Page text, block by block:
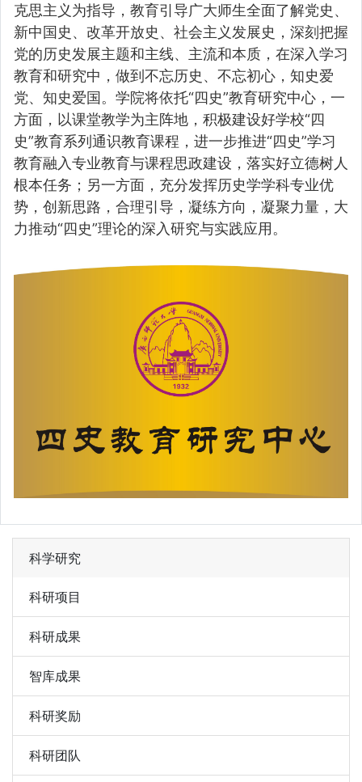
克思主义为指导，教育引导广大师生全面了解党史、
新中国史、改革开放史、社会主义发展史，深刻把握
党的历史发展主题和主线、主流和本质，在深入学习
教育和研究中，做到不忘历史、不忘初心，知史爱
党、知史爱国。学院将依托“四史”教育研究中心，一
方面，以课堂教学为主阵地，积极建设好学校“四
史”教育系列通识教育课程，进一步推进“四史”学习
教育融入专业教育与课程思政建设，落实好立德树人
根本任务；另一方面，充分发挥历史学学科专业优
势，创新思路，合理引导，凝练方向，凝聚力量，大
力推动“四史”理论的深入研究与实践应用。
科学研究
科研项目
科研成果
智库成果
科研奖励
科研团队